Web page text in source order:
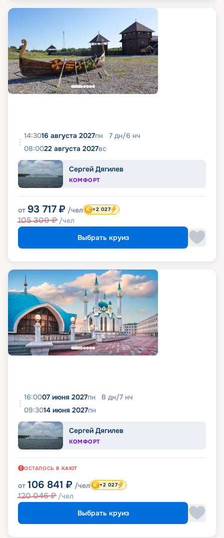
14:3016 августа 2027пн 7 дн/6 нч
08:0022 августа 2027вс
Сергей Дягилев
КОМФОРТ
от 93 717 ₽ /чел
105 300₽ /чел
+2 027
Выбрать круиз
16:0007 июня 2027пн 8 дн/7 нч
09:3014 июня 2027пн
Сергей Дягилев
КОМФОРТ
ОСТАЛОСЬ 8 КАЮТ
от 106 841 ₽ /чел
120 046₽ /чел
+2 027
Выбрать круиз